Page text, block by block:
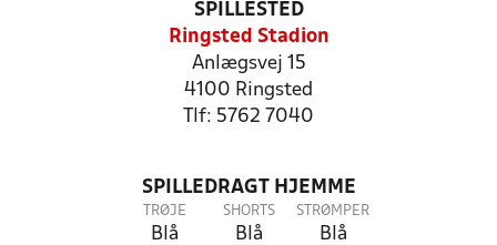
SPILLESTED
Ringsted Stadion
Anlægsvej 15
4100 Ringsted
Tlf: 5762 7040
SPILLEDRAGT HJEMME
TRØJE
Blå
SHORTS
Blå
STRØMPER
Blå